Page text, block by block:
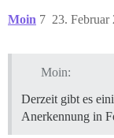
Moin 23. Februar
7
Moin:
Derzeit gibt es
Anerkennung in